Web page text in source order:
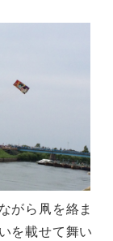
がら凧を絡ま
を載せて舞い